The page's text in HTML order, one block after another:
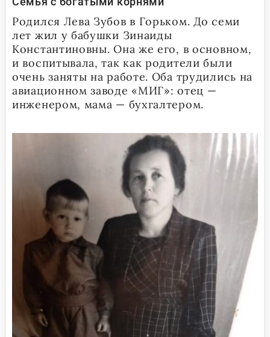
Родился Лева Зубов в Горьком. До семи
лет жил у бабушки Зинаиды
Константиновны. Она же его, в основном,
и воспитывала, так как родители были
очень заняты на работе. Оба трудились на
авиационном заводе «МИГ»: отец —
инженером, мама — бухгалтером.